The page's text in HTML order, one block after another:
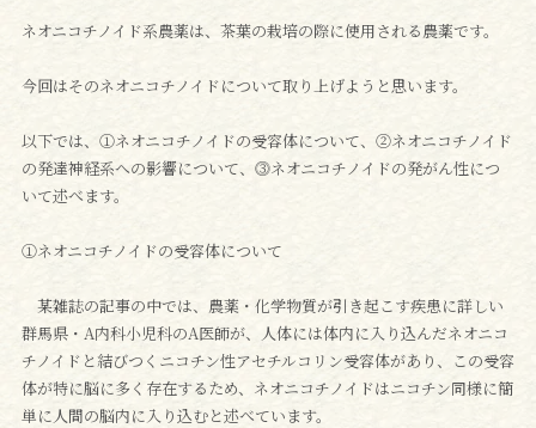
ネオニコチノイド系農薬は、茶葉の栽培の際に使用される農薬です。
今回はそのネオニコチノイドについて取り上げようと思います。
以下では、①ネオニコチノイドの受容体について、②ネオニコチノイド
の発達神経系への影響について、⓷ネオニコチノイドの発がん性につ
いて述べます。
①ネオニコチノイドの受容体について
某雑誌の記事の中では、農薬・化学物質が引き起こす疾患に詳しい
群馬県・A内科小児科のA医師が、人体には体内に入り込んだネオニコ
チノイドと結びつくニコチン性アセチルコリン受容体があり、この受容
体が特に脳に多く存在するため、ネオニコチノイドはニコチン同様に簡
単に人間の脳内に入り込むと述べています。